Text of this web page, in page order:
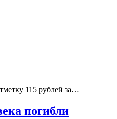
115 рублей за…
погибли